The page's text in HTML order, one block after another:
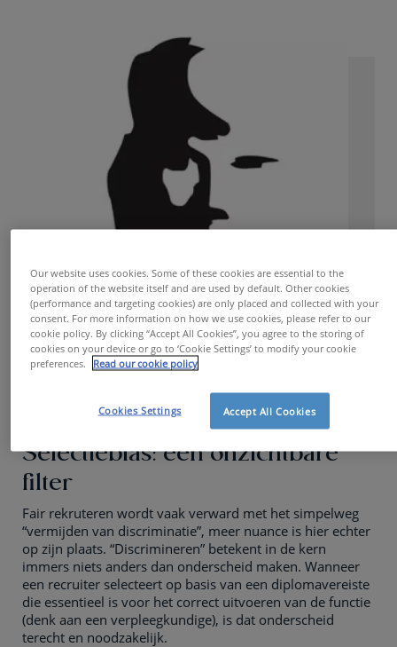
Selectiebias: een onzichtbare
filter
Fair rekruteren wordt vaak verward met het simpelweg
“vermijden van discriminatie”, meer nuance is hier echter
op zijn plaats. “Discrimineren” betekent in de kern
immers niets anders dan onderscheid maken. Wanneer
een recruiter selecteert op basis van een diplomavereiste
die essentieel is voor het correct uitvoeren van de functie
(denk aan een verpleegkundige), is dat onderscheid
terecht en noodzakelijk.
Our website uses cookies. Some of these cookies are essential to the
operation of the website itself and are used by default. Other cookies
(performance and targeting cookies) are only placed and collected with your
consent. For more information on how we use cookies, please refer to our
cookie policy. By clicking “Accept All Cookies”, you agree to the storing of
cookies on your device or go to ‘Cookie Settings’ to modify your cookie
preferences.
Read our cookie policy
Accept All Cookies
Cookies Settings